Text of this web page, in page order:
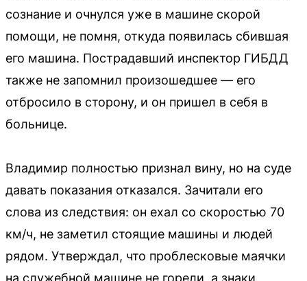
сознание и очнулся уже в машине скорой
помощи, не помня, откуда появилась сбившая
его машина. Пострадавший инспектор ГИБДД
также не запомнил произошедшее — его
отбросило в сторону, и он пришел в себя в
больнице.
Владимир полностью признал вину, но на суде
давать показания отказался. Зачитали его
слова из следствия: он ехал со скоростью 70
км/ч, не заметил стоящие машины и людей
рядом. Утверждал, что проблесковые маячки
на служебной машине не горели, а знаки